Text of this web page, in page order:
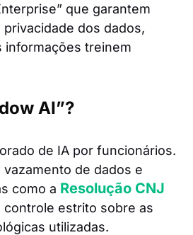
que garantem
dos dados,
informações treinem
AI”?
de IA por funcionários.
de dados e
como a Resolução CNJ
controle estrito sobre as
utilizadas.